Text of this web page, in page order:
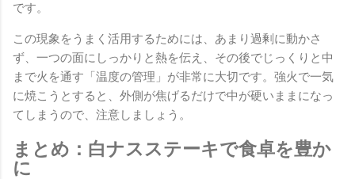
です。
この現象をうまく活用するためには、あまり過剰に動かさ
ず、一つの面にしっかりと熱を伝え、その後でじっくりと中
まで火を通す「温度の管理」が非常に大切です。強火で一気
に焼こうとすると、外側が焦げるだけで中が硬いままになっ
てしまうので、注意しましょう。
まとめ：白ナスステーキで食卓を豊か
に